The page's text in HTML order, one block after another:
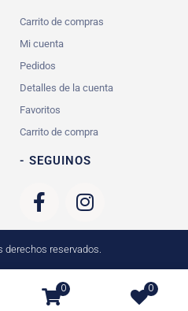
Carrito de compras
Mi cuenta
Pedidos
Detalles de la cuenta
Favoritos
Carrito de compra
- SEGUINOS
derechos reservados.
0 0